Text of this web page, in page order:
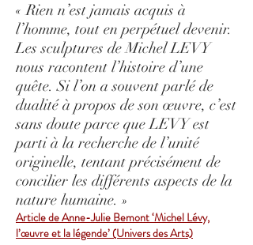
« Rien n’est jamais acquis à
l’homme, tout en perpétuel devenir.
Les sculptures de Michel LEVY
nous racontent l’histoire d’une
quête. Si l’on a souvent parlé de
dualité à propos de son œuvre, c’est
sans doute parce que LEVY est
parti à la recherche de l’unité
originelle, tentant précisément de
concilier les différents aspects de la
nature humaine. »
Article de Anne-Julie Bemont ‘Michel Lévy,
l’œuvre et la légende’ (Univers des Arts)